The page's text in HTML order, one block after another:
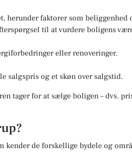
herunder faktorer som beliggenhed
til at vurdere boligens
eller renoveringer.
salgspris og et skøn over salgstid.
tager for at sælge boligen – dvs.
kender de forskellige bydele og